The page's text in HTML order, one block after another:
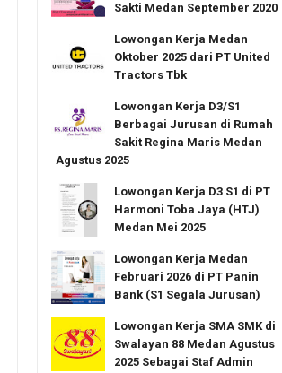
Sakti Medan September 2020
Lowongan Kerja Medan
Oktober 2025 dari PT United
Tractors Tbk
Lowongan Kerja D3/S1
Berbagai Jurusan di Rumah
Sakit Regina Maris Medan
Agustus 2025
Lowongan Kerja D3 S1 di PT
Harmoni Toba Jaya (HTJ)
Medan Mei 2025
Lowongan Kerja Medan
Februari 2026 di PT Panin
Bank (S1 Segala Jurusan)
Lowongan Kerja SMA SMK di
Swalayan 88 Medan Agustus
2025 Sebagai Staf Admin